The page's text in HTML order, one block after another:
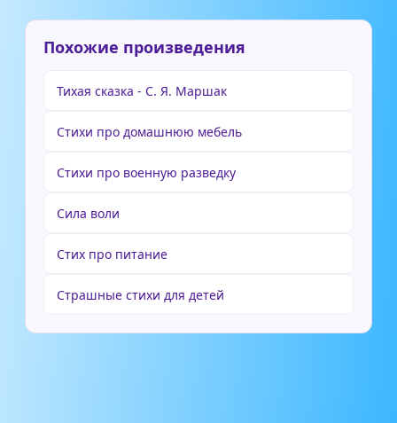
Похожие произведения
Тихая сказка - С. Я. Маршак
Стихи про домашнюю мебель
Стихи про военную разведку
Сила воли
Стих про питание
Страшные стихи для детей